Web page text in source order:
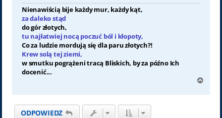
Nienawiścią bije każdy mur, każdy kąt,
za daleko stąd
do gór złotych,
tu najłatwiej nocą poczuć ból i kłopoty,
Co za ludzie mordują się dla paru złotych?!
Krew solą tej ziemi,
w smutku pogrążeni tracą Bliskich, by za późno Ich
docenić...
g
ODPOWIEDZ